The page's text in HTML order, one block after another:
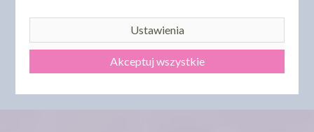
MIX - 900G
DO KOSZYKA
Najniższa cena z 30 dni przed
ZESTAW 5SZT
DO KOSZYKA
Ustawienia
Akceptuj wszystkie